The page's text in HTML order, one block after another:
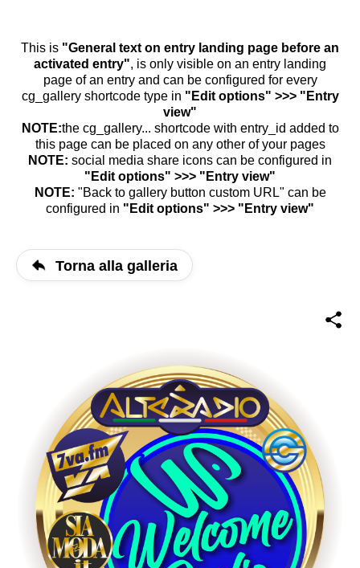
This is "General text on entry landing page before an
activated entry", is only visible on an entry landing
page of an entry and can be configured for every
cg_gallery shortcode type in "Edit options" >>> "Entry
view"
NOTE:the cg_gallery... shortcode with entry_id added to
this page can be placed on any other of your pages
NOTE: social media share icons can be configured in
"Edit options" >>> "Entry view"
NOTE: "Back to gallery button custom URL" can be
configured in "Edit options" >>> "Entry view"
Torna alla galleria